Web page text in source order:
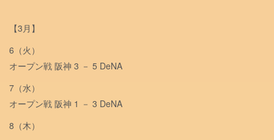
【3月】
6（火）
オープン戦 阪神 3 － 5 DeNA
7（水）
オープン戦 阪神 1 － 3 DeNA
8（木）